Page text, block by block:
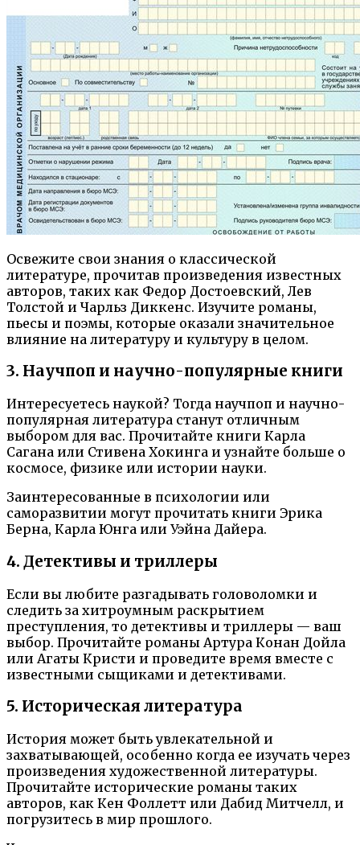
Освежите свои знания о классической
литературе, прочитав произведения известных
авторов, таких как Федор Достоевский, Лев
Толстой и Чарльз Диккенс. Изучите романы,
пьесы и поэмы, которые оказали значительное
влияние на литературу и культуру в целом.
3. Научпоп и научно-популярные книги
Интересуетесь наукой? Тогда научпоп и научно-
популярная литература станут отличным
выбором для вас. Прочитайте книги Карла
Сагана или Стивена Хокинга и узнайте больше о
космосе, физике или истории науки.
Заинтересованные в психологии или
саморазвитии могут прочитать книги Эрика
Берна, Карла Юнга или Уэйна Дайера.
4. Детективы и триллеры
Если вы любите разгадывать головоломки и
следить за хитроумным раскрытием
преступления, то детективы и триллеры — ваш
выбор. Прочитайте романы Артура Конан Дойла
или Агаты Кристи и проведите время вместе с
известными сыщиками и детективами.
5. Историческая литература
История может быть увлекательной и
захватывающей, особенно когда ее изучать через
произведения художественной литературы.
Прочитайте исторические романы таких
авторов, как Кен Фоллетт или Дабид Митчелл, и
погрузитесь в мир прошлого.